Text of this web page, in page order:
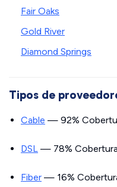
Fair Oaks
Gold River
Diamond Springs
Tipos de
Cable — 92%
DSL — 78% Cobertura
Fiber — 16%